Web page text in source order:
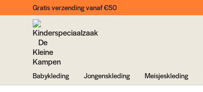
Gratis verzending vanaf €50
Babykleding Jongenskleding Meisjeskleding